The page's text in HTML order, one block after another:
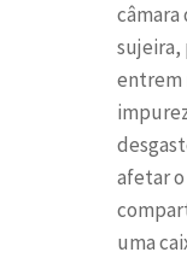
sujeira,
entrem
afetar
uma